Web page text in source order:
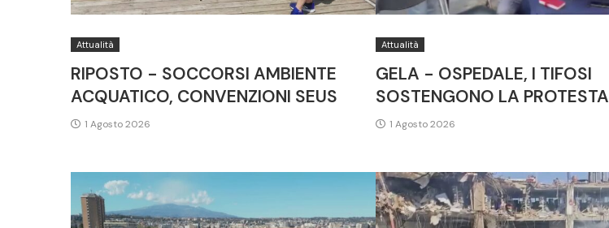
Attualità
RIPOSTO - SOCCORSI AMBIENTE
ACQUATICO, CONVENZIONI SEUS
1 Agosto 2026
Attualità
GELA - OSPEDALE, I TIFOSI
SOSTENGONO LA PROTESTA
1 Agosto 2026